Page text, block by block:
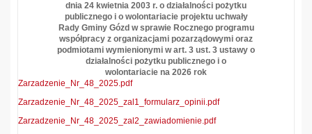
dnia 24 kwietnia 2003 r. o działalności pożytku
publicznego i o wolontariacie projektu uchwały
Rady Gminy Gózd w sprawie Rocznego programu
współpracy z organizacjami pozarządowymi oraz
podmiotami wymienionymi w art. 3 ust. 3 ustawy o
działalności pożytku publicznego i o
wolontariacie na 2026 rok
Zarzadzenie_Nr_48_2025.pdf
Zarzadzenie_Nr_48_2025_zal1_formularz_opinii.pdf
Zarzadzenie_Nr_48_2025_zal2_zawiadomienie.pdf